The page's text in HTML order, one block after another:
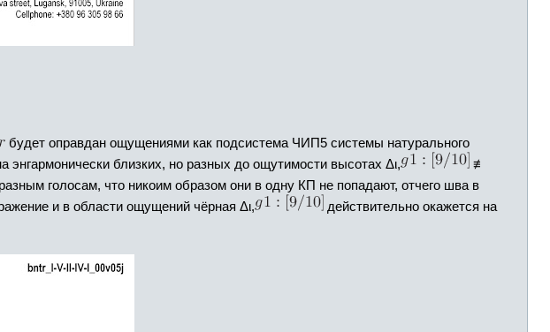
будет оправдан ощущениями как подсистема ЧИП5 системы натурального
близких, но разных до ощутимости высотах Δι,
≢
голосам, что никоим образом они в одну КП не попадают, отчего шва в
и в области ощущений чёрная Δι,
действительно окажется на